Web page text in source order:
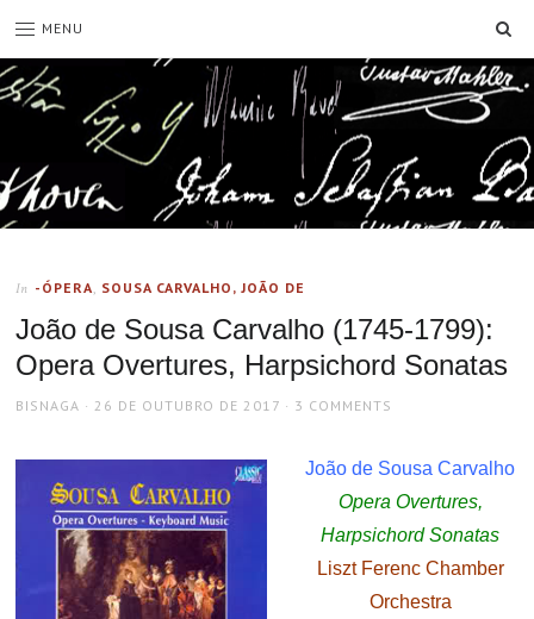
MENU
In -ÓPERA, SOUSA CARVALHO, JOÃO DE
João de Sousa Carvalho (1745-1799):
Opera Overtures, Harpsichord Sonatas
AUTHOR
BISNAGA
POSTED
26 DE OUTUBRO DE 2017 3 COMMENTS
João de Sousa Carvalho
Opera Overtures,
Harpsichord Sonatas
Liszt Ferenc Chamber
Orchestra